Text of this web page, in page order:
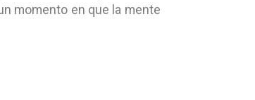
momento en que la mente